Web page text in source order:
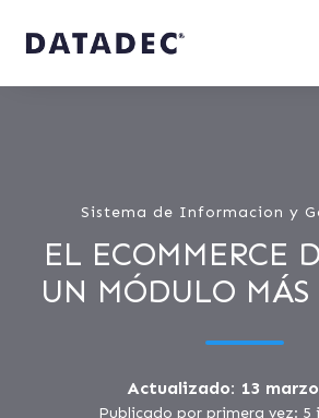
Sistema de Informacion y
EL ECOMMERCE
UN MÓDULO MÁS
Actualizado: 13
Publicado por primera vez: 5